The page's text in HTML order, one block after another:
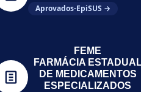
Aprovados-EpiSUS →
FEME
FARMÁCIA
DE MEDICAMENTOS
ESPECIALIZADOS